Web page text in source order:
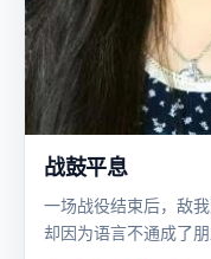
战鼓平息
一场战役结束后，敌
却因为语言不通成了朋